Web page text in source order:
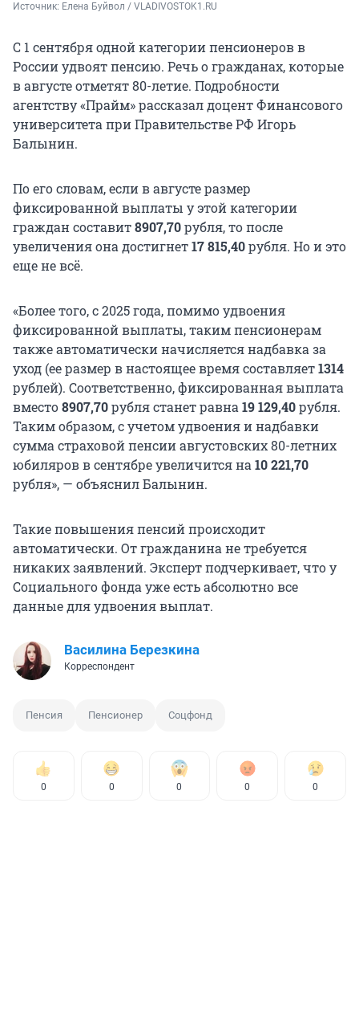
Источник: Елена Буйвол / VLADIVOSTOK1.RU
С 1 сентября одной категории пенсионеров в
России удвоят пенсию. Речь о гражданах, которые
в августе отметят 80-летие. Подробности
агентству «Прайм» рассказал доцент Финансового
университета при Правительстве РФ Игорь
Балынин.
По его словам, если в августе размер
фиксированной выплаты у этой категории
граждан составит8907,70рубля, то после
увеличения она достигнет17 815,40рубля. Но и это
еще не всё.
«Более того, с 2025 года, помимо удвоения
фиксированной выплаты, таким пенсионерам
также автоматически начисляется надбавка за
уход (ее размер в настоящее время составляет1314
рублей). Соответственно, фиксированная выплата
вместо8907,70рубля станет равна19 129,40рубля.
Таким образом, с учетом удвоения и надбавки
сумма страховой пенсии августовских 80-летних
юбиляров в сентябре увеличится на10 221,70
рубля», — объяснил Балынин.
Такие повышения пенсий происходит
автоматически. От гражданина не требуется
никаких заявлений. Эксперт подчеркивает, что у
Социального фонда уже есть абсолютно все
данные для удвоения выплат.
Василина Березкина
Корреспондент
Пенсия Пенсионер Соцфонд
0 0 0 0 0